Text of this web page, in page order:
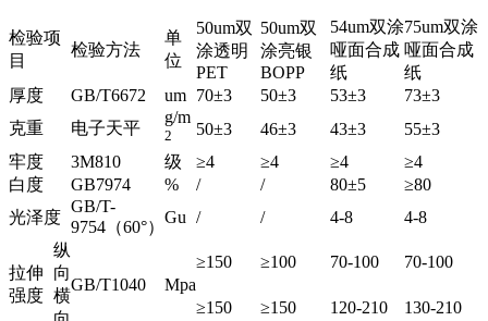
检验项
目
检验方法
单
位
50um双
涂透明
PET
50um双
涂亮银
BOPP
54um双涂
哑面合成
纸
75um双涂
哑面合成
纸
厚度
GB/T6672 um 70±3 50±3 53±3
73±3
克重
电子天平
g/m
2 50±3 46±3 43±3
55±3
牢度
3M810 级 ≥4 ≥4 ≥4
≥4
白度
GB7974 % / / 80±5
≥80
光泽度
GB/T-
9754（60°）
Gu / / 4-8 4-8
拉伸
强度
纵
向
GB/T1040 Mpa
≥150 ≥100 70-100
70-100
横
≥150 ≥150 120-210 130-210